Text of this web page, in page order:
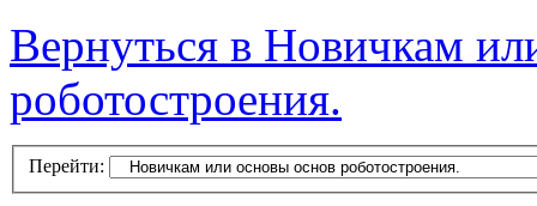
Вернуться в Новичкам
роботостроения.
Перейти: